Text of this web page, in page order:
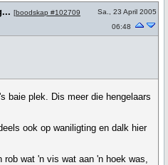
[boodskap #102709
Sa., 23 April 2005
06:48
baie plek. Dis meer die hengelaars
ook op waniligting en dalk hier
rob wat 'n vis wat aan 'n hoek was,